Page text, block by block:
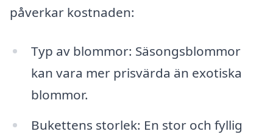
påverkar kostnaden:
Typ av blommor: Säsongsblommor
kan vara mer prisvärda än exotiska
blommor.
Bukettens storlek: En stor och fyllig